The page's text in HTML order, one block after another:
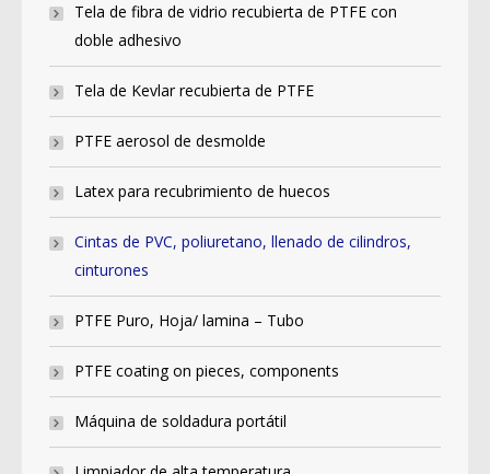
Tela de fibra de vidrio recubierta de PTFE con
doble adhesivo
Tela de Kevlar recubierta de PTFE
PTFE aerosol de desmolde
Latex para recubrimiento de huecos
Cintas de PVC, poliuretano, llenado de cilindros,
cinturones
PTFE Puro, Hoja/ lamina – Tubo
PTFE coating on pieces, components
Máquina de soldadura portátil